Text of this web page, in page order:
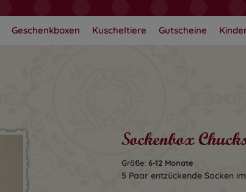
Geschenkboxen Kuscheltiere Gutscheine
Sockenbox
Größe: 6-12 Monate
5 Paar entzückende Socken